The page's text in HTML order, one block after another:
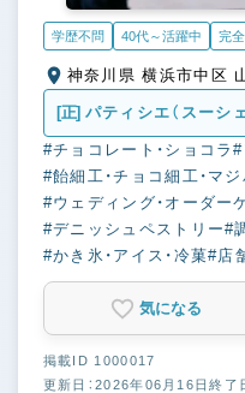
学歴不問 40代～活躍中 完
神
[正] パティシエ（スーシ
ェフ候補も含む）
#チョコレート・ショコラ
#飴細工・チョコ細工・マ
#ウェディング・オーダー
#デニッシュペストリー#
#かき氷・アイス・冷菓#店
気になる
掲載ID 1000017
更新日：2026年06月16日終了